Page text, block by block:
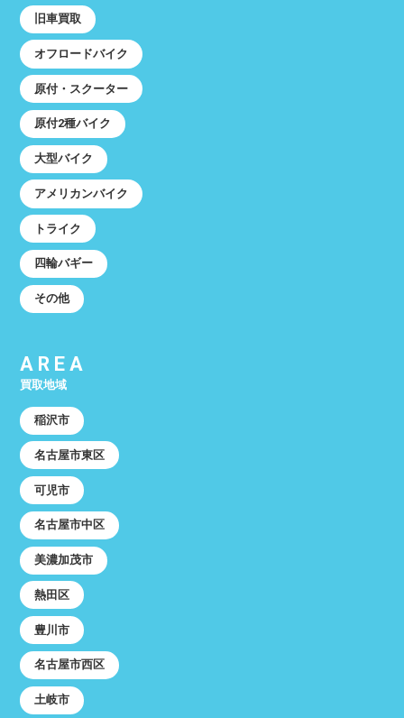
旧車買取
オフロードバイク
原付・スクーター
原付2種バイク
大型バイク
アメリカンバイク
トライク
四輪バギー
その他
AREA
買取地域
稲沢市
名古屋市東区
可児市
名古屋市中区
美濃加茂市
熱田区
豊川市
名古屋市西区
土岐市